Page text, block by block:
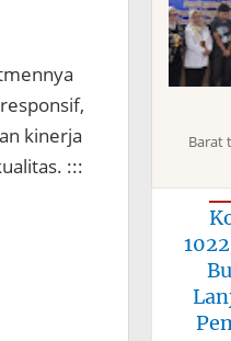
kinerja
:::
Barat